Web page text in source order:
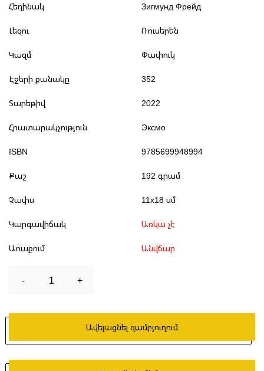
Հեղինակ Зигмунд Фрейд
Լեզու Ռուսերեն
Կազմ Փափուկ
Էջերի քանակը 352
Տարեթիվ 2022
Հրատարակչություն Эксмо
ISBN 9785699948994
Քաշ 192 գրամ
Չափս 11x18 սմ
Կարգավիճակ Առկա չէ
Առաքում Անվճար
- 1 +
Ավելացնել զամբյուղում